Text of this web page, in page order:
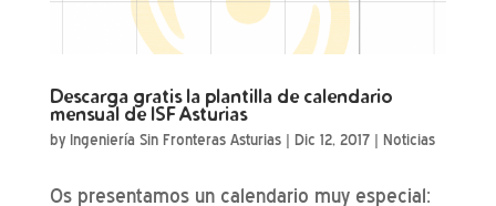
Descarga gratis la plantilla de calendario
mensual de ISF Asturias
by Ingeniería Sin Fronteras Asturias| Dic 12, 2017| Noticias
Os presentamos un calendario muy especial: